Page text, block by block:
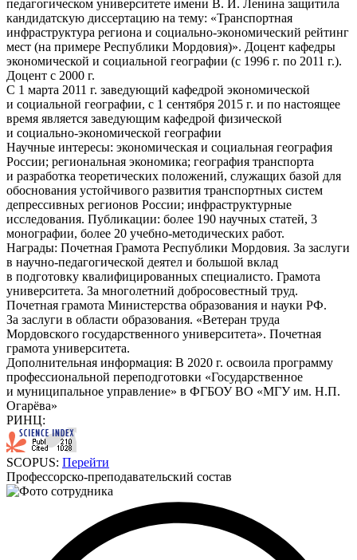
педагогическом университете имени В. И. Ленина защитила
кандидатскую диссертацию на тему: «Транспортная
инфраструктура региона и социально-экономический рейтинг
мест (на примере Республики Мордовия)». Доцент кафедры
экономической и социальной географии (с 1996 г. по 2011 г.).
Доцент с 2000 г.
С 1 марта 2011 г. заведующий кафедрой экономической
и социальной географии, с 1 сентября 2015 г. и по настоящее
время является заведующим кафедрой физической
и социально-экономической географии
Научные интересы: экономическая и социальная география
России; региональная экономика; география транспорта
и разработка теоретических положений, служащих базой для
обоснования устойчивого развития транспортных систем
депрессивных регионов России; инфраструктурные
исследования. Публикации: более 190 научных статей, 3
монографии, более 20 учебно-методических работ.
Награды: Почетная Грамота Республики Мордовия. За заслуги
в научно-педагогической деятел и большой вклад
в подготовку квалифицированных специалисто. Грамота
университета. За многолетний добросовестный труд.
Почетная грамота Министерства образования и науки РФ.
За заслуги в области образования. «Ветеран труда
Мордовского государственного университета». Почетная
грамота университета.
Дополнительная информация: В 2020 г. освоила программу
профессиональной переподготовки «Государственное
и муниципальное управление» в ФГБОУ ВО «МГУ им. Н.П.
Огарёва»
РИНЦ:
SCOPUS: Перейти
Профессорско-преподавательский состав